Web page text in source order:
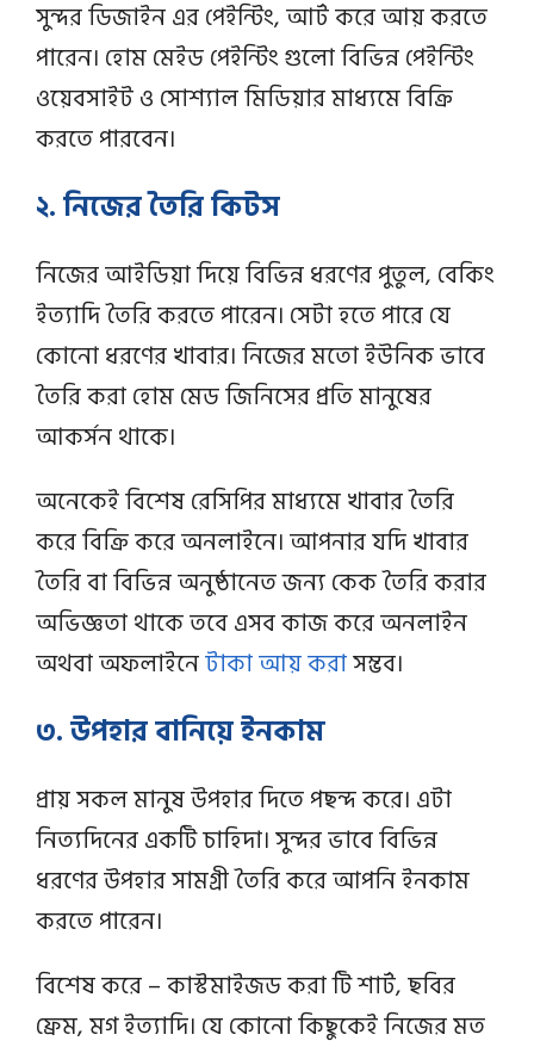
সুন্দর ডিজাইন এর পেইন্টিং, আর্ট করে আয় করতে
পারেন। হোম মেইড পেইন্টিং গুলো বিভিন্ন পেইন্টিং
ওয়েবসাইট ও সোশ্যাল মিডিয়ার মাধ্যমে বিক্রি
করতে পারবেন।
২. নিজের তৈরি কিটস
নিজের আইডিয়া দিয়ে বিভিন্ন ধরণের পুতুল, বেকিং
ইত্যাদি তৈরি করতে পারেন। সেটা হতে পারে যে
কোনো ধরণের খাবার। নিজের মতো ইউনিক ভাবে
তৈরি করা হোম মেড জিনিসের প্রতি মানুষের
আকর্সন থাকে।
অনেকেই বিশেষ রেসিপির মাধ্যমে খাবার তৈরি
করে বিক্রি করে অনলাইনে। আপনার যদি খাবার
তৈরি বা বিভিন্ন অনুষ্ঠানেত জন্য কেক তৈরি করার
অভিজ্ঞতা থাকে তবে এসব কাজ করে অনলাইন
অথবা অফলাইনেটাকা আয় করাসম্ভব।
৩. উপহার বানিয়ে ইনকাম
প্রায় সকল মানুষ উপহার দিতে পছন্দ করে। এটা
নিত্যদিনের একটি চাহিদা। সুন্দর ভাবে বিভিন্ন
ধরণের উপহার সামগ্রী তৈরি করে আপনি ইনকাম
করতে পারেন।
বিশেষ করে – কাস্টমাইজড করা টি শার্ট, ছবির
ফ্রেম, মগ ইত্যাদি। যে কোনো কিছুকেই নিজের মত